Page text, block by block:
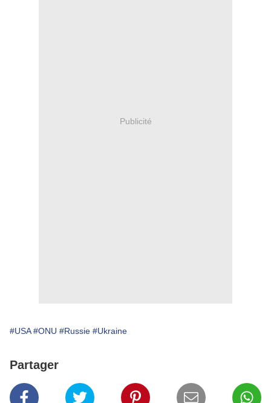
Publicité
#USA #ONU #Russie #Ukraine
Partager